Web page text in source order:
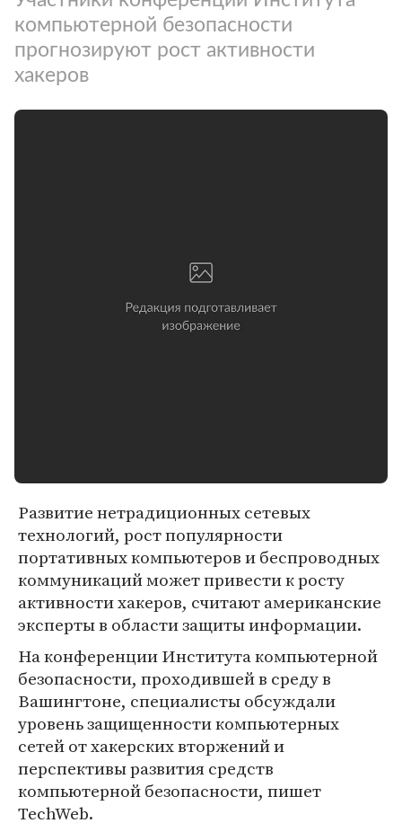
компьютерной безопасности
прогнозируют рост активности
хакеров
Развитие нетрадиционных сетевых
технологий, рост популярности
портативных компьютеров и беспроводных
коммуникаций может привести к росту
активности хакеров, считают американские
эксперты в области защиты информации.
На конференции Института компьютерной
безопасности, проходившей в среду в
Вашингтоне, специалисты обсуждали
уровень защищенности компьютерных
сетей от хакерских вторжений и
перспективы развития средств
компьютерной безопасности, пишет
TechWeb.